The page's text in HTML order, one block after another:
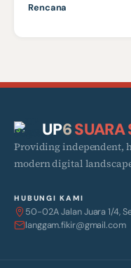
Rencana
UP6SUARA
Providing independent,
modern digital
HUBUNGI KAMI
50-02A Jalan Juara 1/4,
langgam.fikir@gmail.com